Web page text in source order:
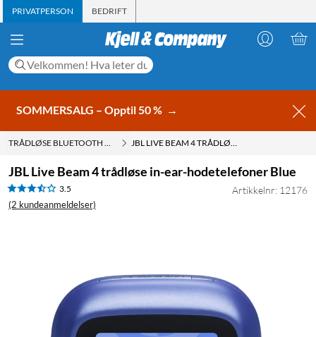
PRIVATPERSON BEDRIFT
SOMMERSALG – Opptil 50 % →
TRÅDLØSE BLUETOOTH HODETELEFONER JBL LIVE BEAM 4 TRÅDLØSE IN-EAR-HODETELEFONER BLUE
JBL Live Beam 4 trådløse in-ear-hodetelefoner Blue
3.5
(2 kundeanmeldelser)
Artikkelnr: 12176